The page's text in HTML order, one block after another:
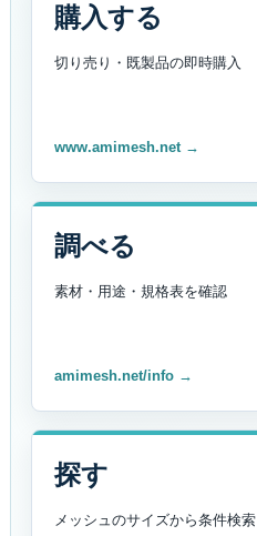
購入する
切り売り・既製品の即時購入
www.amimesh.net →
調べる
素材・用途・規格表を確認
amimesh.net/info →
探す
メッシュのサイズから条件検索